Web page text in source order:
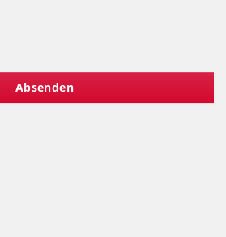
Absenden